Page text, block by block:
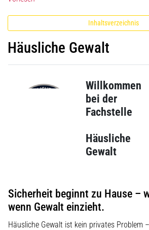
Inhaltsverzeichnis
Häusliche Gewalt
Willkommen
bei der
Fachstelle
Häusliche
Gewalt
Sicherheit beginnt zu Hause –
wenn Gewalt einzieht.
Häusliche Gewalt ist kein privates Problem